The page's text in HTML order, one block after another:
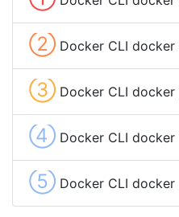
② Docker CLI docker
③ Docker CLI docker
④ Docker CLI docker
⑤ Docker CLI docker